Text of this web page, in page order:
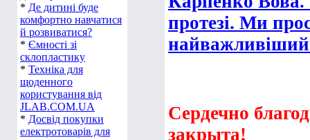
* Де дитині буде
комфортно навчатися
й розвиватися?
* Ємності зі
склопластику
* Техніка для
щоденного
користування від
JLAB.COM.UA
* Досвід покупки
електротоварів для
протезі. Ми
Сердечно
закрыта!